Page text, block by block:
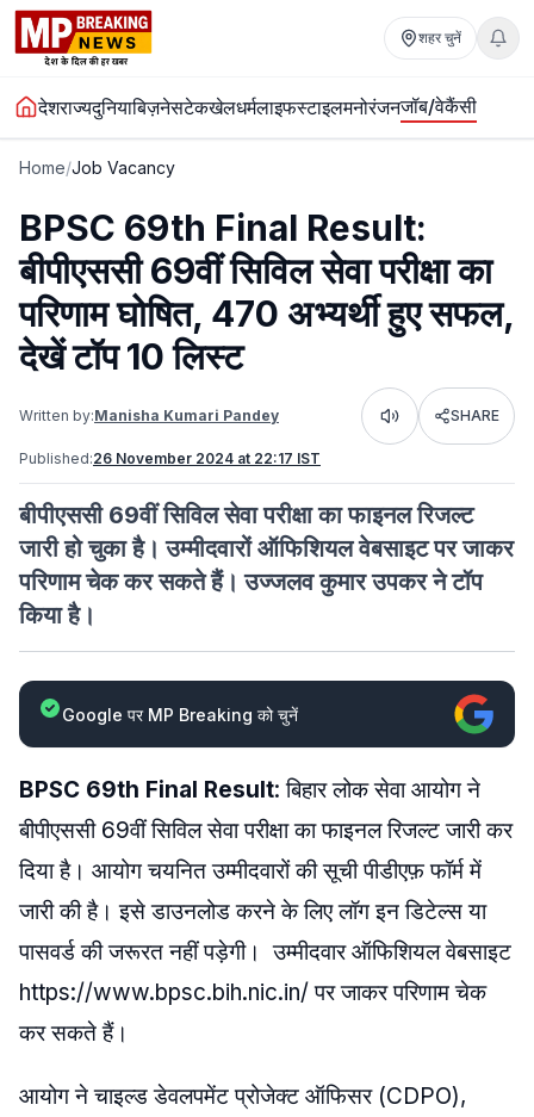
शहर चुनें
देशराज्यदुनियाबिज़नेसटेकखेलधर्मलाइफस्टाइलमनोरंजनजॉब/वेकैंसी
Home/Job Vacancy
BPSC 69th Final Result:
बीपीएससी 69वीं सिविल सेवा परीक्षा का
परिणाम घोषित, 470 अभ्यर्थी हुए सफल,
देखें टॉप 10 लिस्ट
Written by:Manisha Kumari Pandey Listen SHARE
Published:26 November 2024 at 22:17 IST
बीपीएससी 69वीं सिविल सेवा परीक्षा का फाइनल रिजल्ट
जारी हो चुका है। उम्मीदवारों ऑफिशियल वेबसाइट पर जाकर
परिणाम चेक कर सकते हैं। उज्जलव कुमार उपकर ने टॉप
किया है।
Google पर MP Breaking को चुनें
BPSC 69th Final Result: बिहार लोक सेवा आयोग ने
बीपीएससी 69वीं सिविल सेवा परीक्षा का फाइनल रिजल्ट जारी कर
दिया है। आयोग चयनित उम्मीदवारों की सूची पीडीएफ़ फॉर्म में
जारी की है। इसे डाउनलोड करने के लिए लॉग इन डिटेल्स या
पासवर्ड की जरूरत नहीं पड़ेगी। उम्मीदवार ऑफिशियल वेबसाइट
https://www.bpsc.bih.nic.in/ पर जाकर परिणाम चेक
कर सकते हैं।
आयोग ने चाइल्ड डेवलपमेंट प्रोजेक्ट ऑफिसर (CDPO),